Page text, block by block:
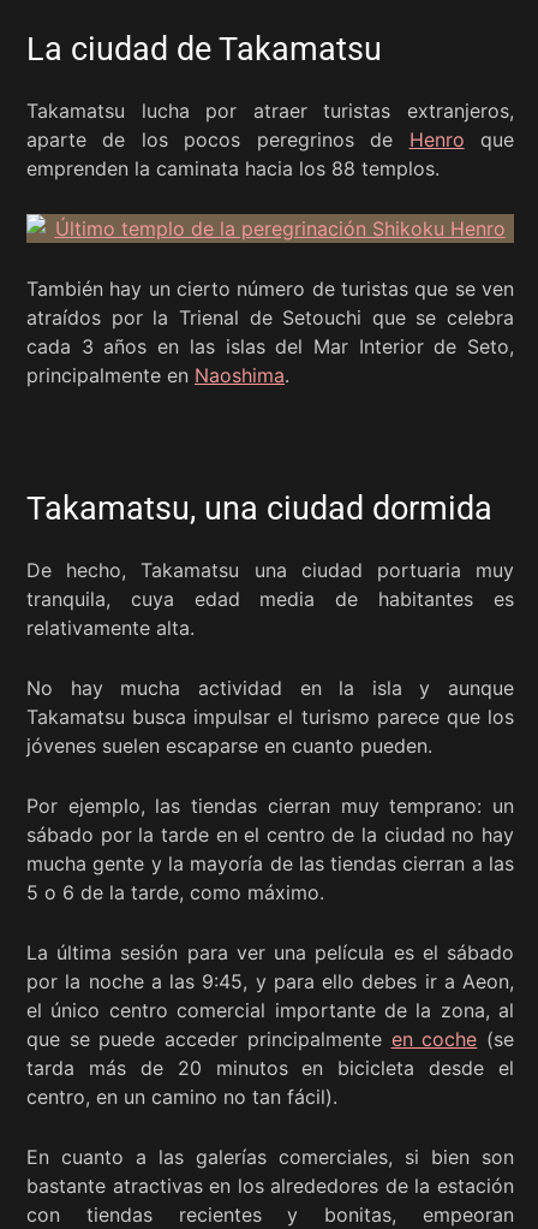
La ciudad de Takamatsu
Takamatsu lucha por atraer turistas extranjeros,
aparte de los pocos peregrinos de Henro que
emprenden la caminata hacia los 88 templos.
También hay un cierto número de turistas que se ven
atraídos por la Trienal de Setouchi que se celebra
cada 3 años en las islas del Mar Interior de Seto,
principalmente en Naoshima.
Takamatsu, una ciudad dormida
De hecho, Takamatsu una ciudad portuaria muy
tranquila, cuya edad media de habitantes es
relativamente alta.
No hay mucha actividad en la isla y aunque
Takamatsu busca impulsar el turismo parece que los
jóvenes suelen escaparse en cuanto pueden.
Por ejemplo, las tiendas cierran muy temprano: un
sábado por la tarde en el centro de la ciudad no hay
mucha gente y la mayoría de las tiendas cierran a las
5 o 6 de la tarde, como máximo.
La última sesión para ver una película es el sábado
por la noche a las 9:45, y para ello debes ir a Aeon,
el único centro comercial importante de la zona, al
que se puede acceder principalmente en coche (se
tarda más de 20 minutos en bicicleta desde el
centro, en un camino no tan fácil).
En cuanto a las galerías comerciales, si bien son
bastante atractivas en los alrededores de la estación
con tiendas recientes y bonitas, empeoran